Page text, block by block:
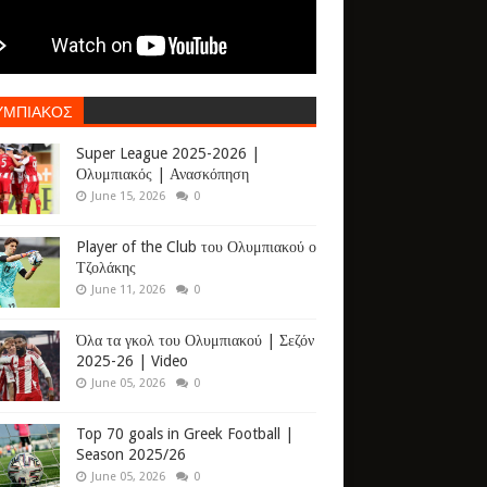
Super League 2025-2026 |
Ολυμπιακός | Ανασκόπηση
June 15, 2026 0
Player of the Club του Ολυμπιακού ο
Τζολάκης
June 11, 2026 0
Όλα τα γκολ του Ολυμπιακού | Σεζόν
2025-26 | Video
June 05, 2026 0
Top 70 goals in Greek Football |
Season 2025/26
June 05, 2026 0